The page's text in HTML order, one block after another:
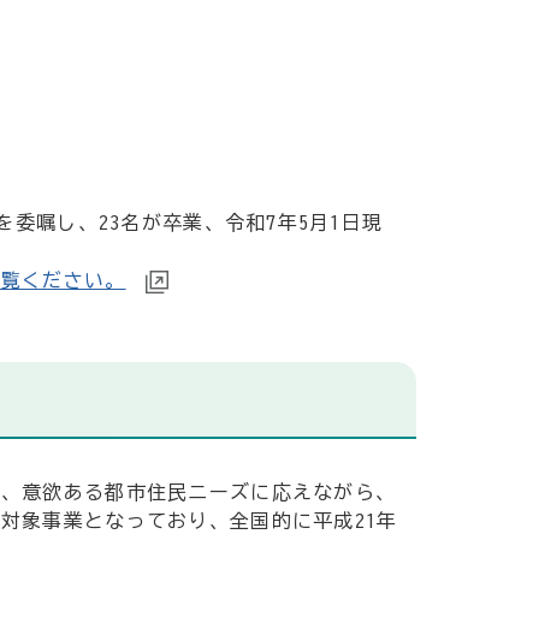
委嘱し、23名が卒業、令和7年5月1日現
ください。
意欲ある都市住民ニーズに応えながら、
象事業となっており、全国的に平成21年